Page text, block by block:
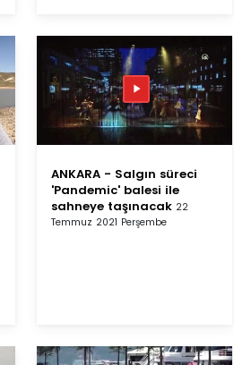
ANKARA - Salgın süreci
'Pandemic' balesi ile
sahneye taşınacak 22
Temmuz 2021 Perşembe